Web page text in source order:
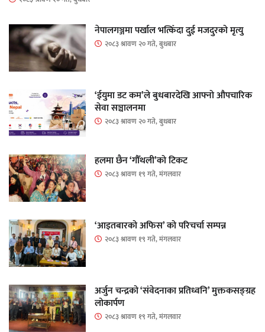
नेपालगञ्जमा पर्खाल भत्किँदा दुई मजदुरको मृत्यु
२०८३ श्रावण २० गते, बुधबार
‘ईयुमा डट कम’ले बुधबारदेखि आफ्नो औपचारिक
सेवा सञ्चालनमा
२०८३ श्रावण २० गते, बुधबार
हलमा छैन ‘गौँथली’को टिकट
२०८३ श्रावण १९ गते, मंगलवार
‘आइतबारको अफिस’ को परिचर्चा सम्पन्न
२०८३ श्रावण १९ गते, मंगलवार
अर्जुन चन्द्रको ‘संवेदनाका प्रतिध्वनि’ मुक्तकसङ्ग्रह
लोकार्पण
२०८३ श्रावण १९ गते, मंगलवार